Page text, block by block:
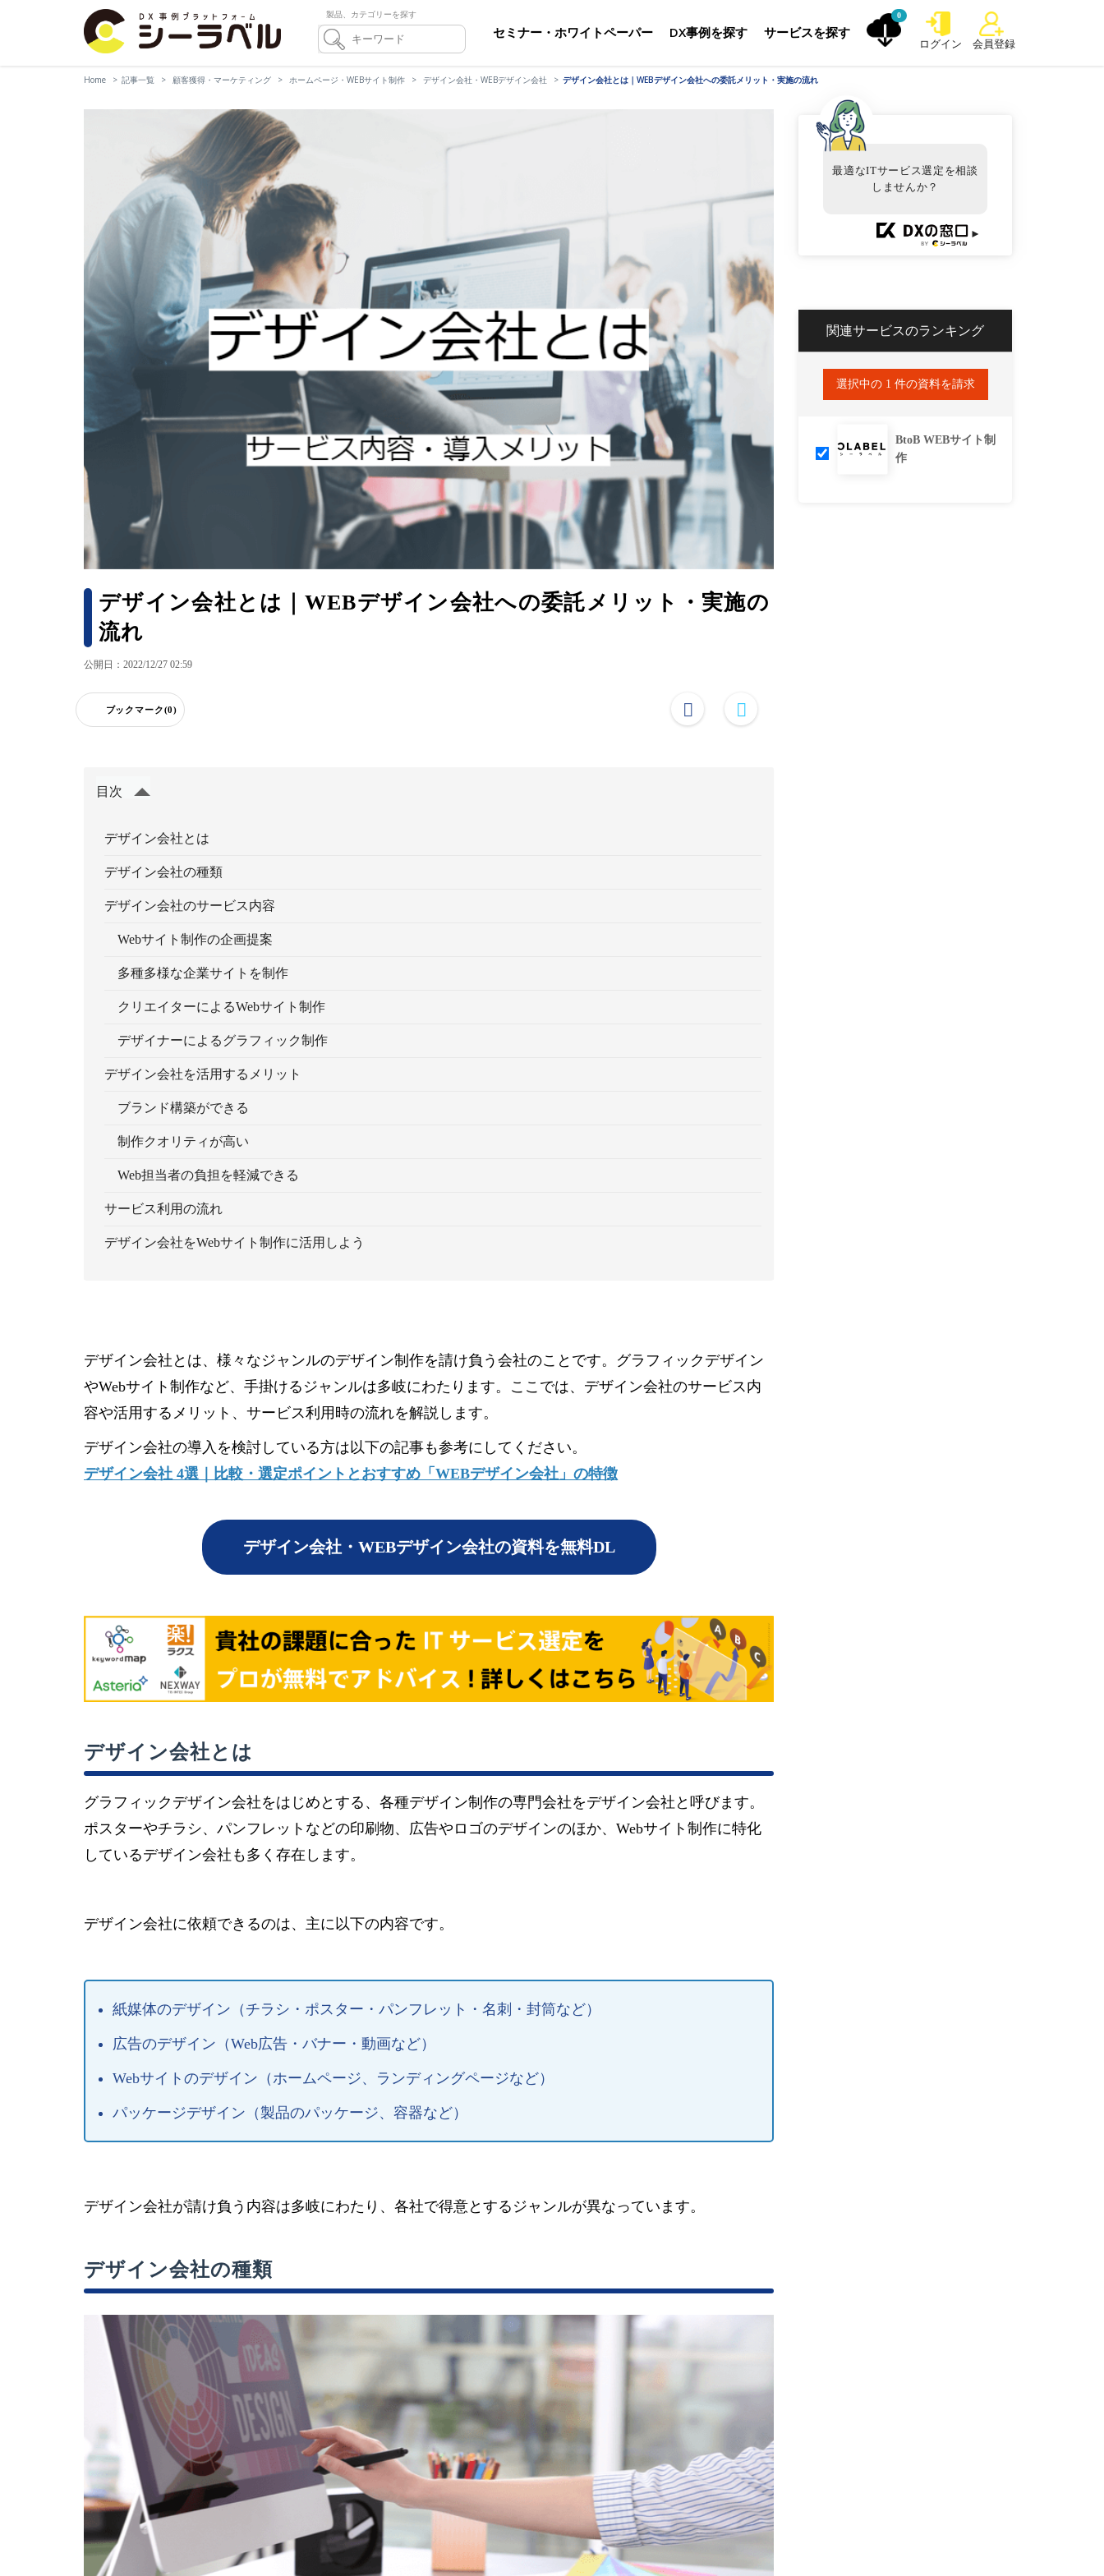
製品、カテゴリーを探す
セミナー・ホワイトペーパー DX事例を探す サービスを探す
0
ログイン 会員登録
Home 記事一覧 顧客獲得・マーケティング ホームページ・WEBサイト制作 デザイン会社・WEBデザイン会社 デザイン会社とは｜WEBデザイン会社への委託メリット・実施の流れ
デザイン会社とは｜WEBデザイン会社への委託メリット・実施の
流れ
公開日：2022/12/27 02:59
ブックマーク(0)
目次
デザイン会社とは
デザイン会社の種類
デザイン会社のサービス内容
Webサイト制作の企画提案
多種多様な企業サイトを制作
クリエイターによるWebサイト制作
デザイナーによるグラフィック制作
デザイン会社を活用するメリット
ブランド構築ができる
制作クオリティが高い
Web担当者の負担を軽減できる
サービス利用の流れ
デザイン会社をWebサイト制作に活用しよう
デザイン会社とは、様々なジャンルのデザイン制作を請け負う会社のことです。グラフィックデザイン
やWebサイト制作など、手掛けるジャンルは多岐にわたります。ここでは、デザイン会社のサービス内
容や活用するメリット、サービス利用時の流れを解説します。
デザイン会社の導入を検討している方は以下の記事も参考にしてください。
デザイン会社 4選｜比較・選定ポイントとおすすめ「WEBデザイン会社」の特徴
デザイン会社・WEBデザイン会社の資料を無料DL
デザイン会社とは
グラフィックデザイン会社をはじめとする、各種デザイン制作の専門会社をデザイン会社と呼びます。
ポスターやチラシ、パンフレットなどの印刷物、広告やロゴのデザインのほか、Webサイト制作に特化
しているデザイン会社も多く存在します。
デザイン会社に依頼できるのは、主に以下の内容です。
紙媒体のデザイン（チラシ・ポスター・パンフレット・名刺・封筒など）
広告のデザイン（Web広告・バナー・動画など）
Webサイトのデザイン（ホームページ、ランディングページなど）
パッケージデザイン（製品のパッケージ、容器など）
デザイン会社が請け負う内容は多岐にわたり、各社で得意とするジャンルが異なっています。
デザイン会社の種類
最適なITサービス選定を相談
しませんか？
►
関連サービスのランキング
選択中の 1 件の資料を請求
BtoB WEBサイト制
作